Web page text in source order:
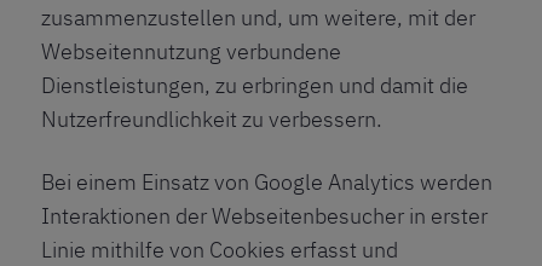
zusammenzustellen und, um weitere, mit der
Webseitennutzung verbundene
Dienstleistungen, zu erbringen und damit die
Nutzerfreundlichkeit zu verbessern.
Bei einem Einsatz von Google Analytics werden
Interaktionen der Webseitenbesucher in erster
Linie mithilfe von Cookies erfasst und